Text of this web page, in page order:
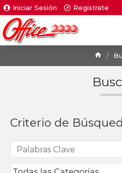
Iniciar Sesión Registrate
Criterio de